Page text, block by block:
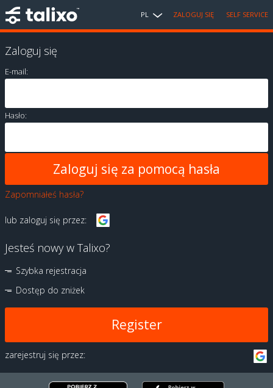
PL ZALOGUJ SIĘ SELF SERVICE
Zaloguj się
E-mail:
Hasło:
Zapomniałeś hasła?
lub zaloguj się przez:
Jesteś nowy w Talixo?
Szybka rejestracja
Dostęp do zniżek
Register
zarejestruj się przez: